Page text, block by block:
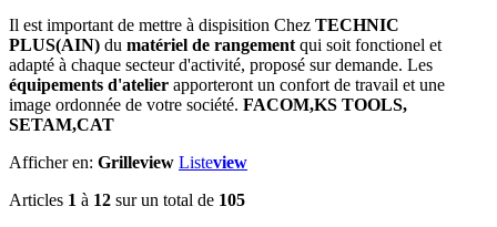
Il est important de mettre à dispisition Chez TECHNIC
PLUS(AIN) du matériel de rangementqui soit fonctionel et
adapté à chaque secteur d'activité, proposé sur demande. Les
équipements d'atelier apporteront un confort de travail et une
image ordonnée de votre société. FACOM,KS TOOLS,
SETAM,CAT
Afficher en: Grilleview Listeview
Articles 1 à 12 sur un total de 105